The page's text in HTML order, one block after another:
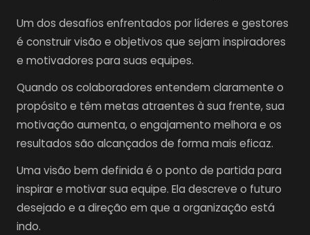
Um dos desafios enfrentados por líderes e gestores
é construir visão e objetivos que sejam inspiradores
e motivadores para suas equipes.
Quando os colaboradores entendem claramente o
propósito e têm metas atraentes à sua frente, sua
motivação aumenta, o engajamento melhora e os
resultados são alcançados de forma mais eficaz.
Uma visão bem definida é o ponto de partida para
inspirar e motivar sua equipe. Ela descreve o futuro
desejado e a direção em que a organização está
indo.